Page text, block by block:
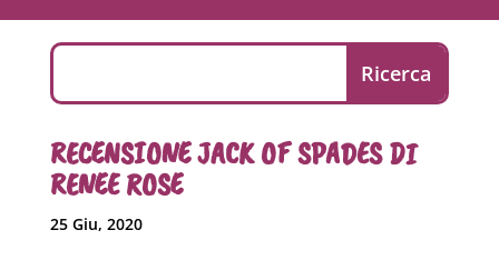
RECENSIONE JACK OF SPADES DI
RENEE ROSE
25 Giu, 2020